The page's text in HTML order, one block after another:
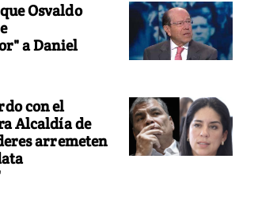
Osvaldo
a Daniel
con el
Alcaldía de
arremeten